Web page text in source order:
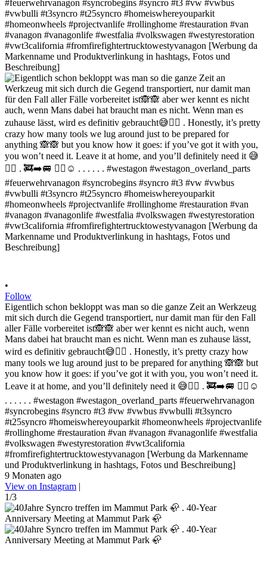
•
Follow
Eigentlich schon bekloppt was man so die ganze Zeit an Werkzeug
mit sich durch die Gegend transportiert, nur damit man für den Fall
aller Fälle vorbereitet ist🙈🙈 aber wer kennt es nicht auch, wenn
Mans dabei hat braucht man es nicht. Wenn man es zuhause lässt,
wird es definitiv gebraucht😅✌🏻 . Honestly, it’s pretty crazy how
many tools we lug around just to be prepared for anything 🙈🙈 but
you know how it goes: if you’ve got it with you, you won’t need it.
Leave it at home, and you’ll definitely need it 😅✌🏻 . 🚒➡️🚐 ✌🏻☺️
. . . . . . #westagon #westagon_overland_parts #feuerwehrvanagon
#syncrobegins #syncro #t3 #vw #vwbus #vwbulli #t3syncro
#t25syncro #homeiswhereyouparkit #homeonwheels #projectvanlife
#rollinghome #restauration #van #vanagon #vanagonlife #westfalia
#volkswagen #westyrestoration #vwt3california
#fromfirefightertrucktowestyvanagon [Werbung da Markenname
und Produktverlinkung in hashtags, Fotos und Beschreibung]
9 Monaten ago
View on Instagram |
1/3